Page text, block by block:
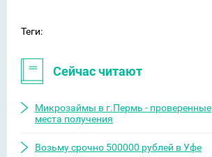
Теги:
Сейчас читают
Микрозаймы в г.Пермь - проверенные
места получения
Возьму срочно 500000 рублей в Уфе